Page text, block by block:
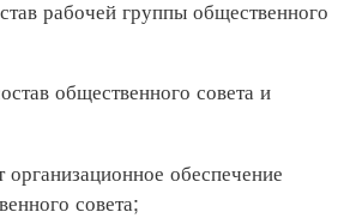
рабочей группы общественного
общественного совета и
обеспечение
совета;